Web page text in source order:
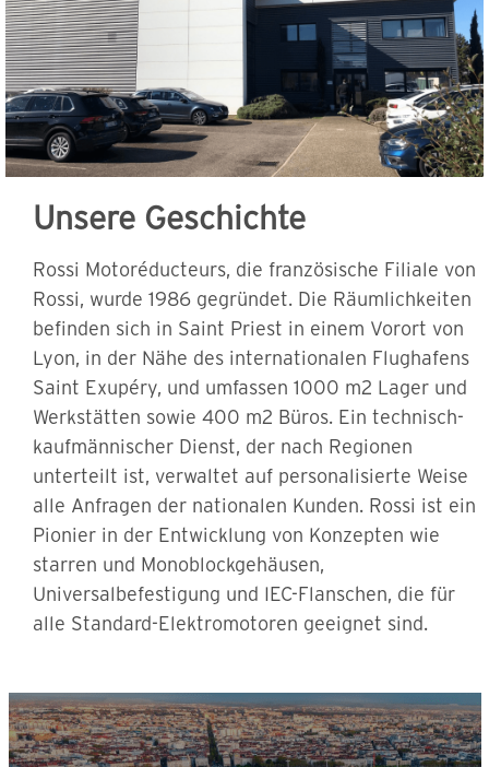
Unsere Geschichte
Rossi Motoréducteurs, die französische Filiale von
Rossi, wurde 1986 gegründet. Die Räumlichkeiten
befinden sich in Saint Priest in einem Vorort von
Lyon, in der Nähe des internationalen Flughafens
Saint Exupéry, und umfassen 1000 m2 Lager und
Werkstätten sowie 400 m2 Büros. Ein technisch-
kaufmännischer Dienst, der nach Regionen
unterteilt ist, verwaltet auf personalisierte Weise
alle Anfragen der nationalen Kunden. Rossi ist ein
Pionier in der Entwicklung von Konzepten wie
starren und Monoblockgehäusen,
Universalbefestigung und IEC-Flanschen, die für
alle Standard-Elektromotoren geeignet sind.